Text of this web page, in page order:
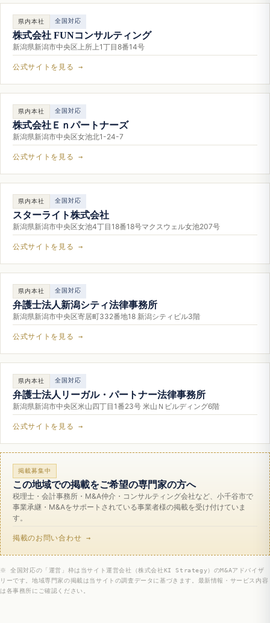
県内本社 全国対応
株式会社 FUNコンサルティング
新潟県新潟市中央区上所上1丁目8番14号
公式サイトを見る →
県内本社 全国対応
株式会社Ｅｎパートナーズ
新潟県新潟市中央区女池北1-24-7
公式サイトを見る →
県内本社 全国対応
スターライト株式会社
新潟県新潟市中央区女池4丁目18番18号マクスウェル女池207号
公式サイトを見る →
県内本社 全国対応
弁護士法人新潟シティ法律事務所
新潟県新潟市中央区寄居町332番地18 新潟シティビル3階
公式サイトを見る →
県内本社 全国対応
弁護士法人リーガル・パートナー法律事務所
新潟県新潟市中央区米山四丁目1番23号 米山Ｎビルディング6階
公式サイトを見る →
掲載募集中
この地域での掲載をご希望の専門家の方へ
税理士・会計事務所・M&A仲介・コンサルティング会社など、小千谷市で
事業承継・M&Aをサポートされている事業者様の掲載を受け付けていま
す。
掲載のお問い合わせ →
※ 全国対応の「運営」枠は当サイト運営会社（株式会社KI Strategy）のM&Aアドバイザ
リーです。地域専門家の掲載は当サイトの調査データに基づきます。最新情報・サービス内容
は各事務所にご確認ください。